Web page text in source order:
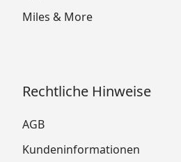
Miles & More
Rechtliche Hinweise
AGB
Kundeninformationen